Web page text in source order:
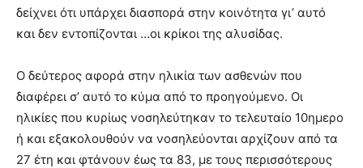
δείχνει ότι υπάρχει διασπορά στην κοινότητα γι’ αυτό
και δεν εντοπίζονται …οι κρίκοι της αλυσίδας.
Ο δεύτερος αφορά στην ηλικία των ασθενών που
διαφέρει σ’ αυτό το κύμα από το προηγούμενο. Οι
ηλικίες που κυρίως νοσηλεύτηκαν το τελευταίο 10ημερο
ή και εξακολουθούν να νοσηλεύονται αρχίζουν από τα
27 έτη και φτάνουν έως τα 83, με τους περισσότερους